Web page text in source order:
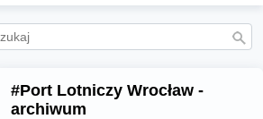
#Port Lotniczy Wrocław -
archiwum